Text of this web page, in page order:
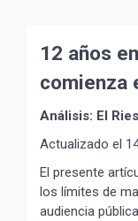
12 años
comienza
Análisis: El
Actualizado el
El presente
los límites de
audiencia